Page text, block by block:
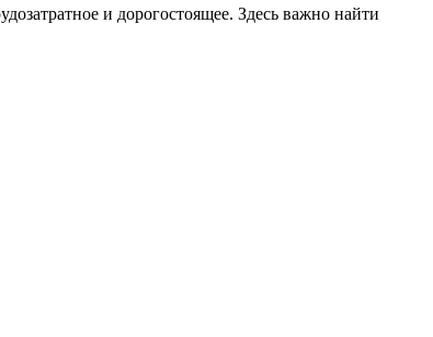
и дорогостоящее. Здесь важно найти